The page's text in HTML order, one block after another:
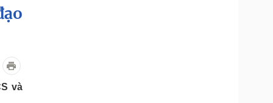
nghiệp
nghiệp
và